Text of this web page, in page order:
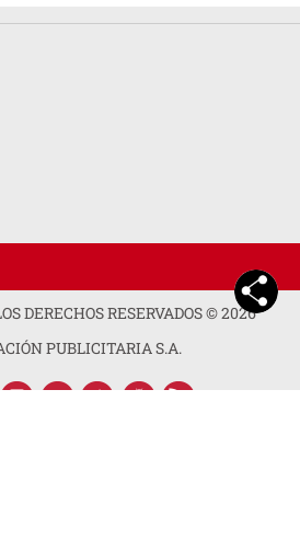
DERECHOS RESERVADOS ©2026
PUBLICITARIA S.A.